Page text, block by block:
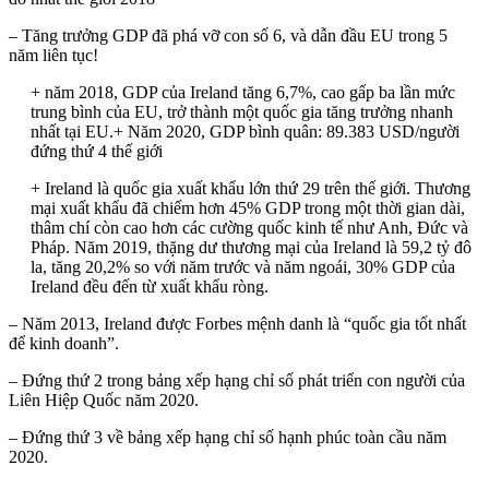
– Tăng trưởng GDP đã phá vỡ con số 6, và dẫn đầu EU trong 5
năm liên tục!
+ năm 2018, GDP của Ireland tăng 6,7%, cao gấp ba lần mức
trung bình của EU, trở thành một quốc gia tăng trưởng nhanh
nhất tại EU.+ Năm 2020, GDP bình quân: 89.383 USD/người
đứng thứ 4 thế giới
+ Ireland là quốc gia xuất khẩu lớn thứ 29 trên thế giới. Thương
mại xuất khẩu đã chiếm hơn 45% GDP trong một thời gian dài,
thâm chí còn cao hơn các cường quốc kinh tế như Anh, Đức và
Pháp. Năm 2019, thặng dư thương mại của Ireland là 59,2 tỷ đô
la, tăng 20,2% so với năm trước và năm ngoái, 30% GDP của
Ireland đều đến từ xuất khẩu ròng.
– Năm 2013, Ireland được Forbes mệnh danh là “quốc gia tốt nhất
để kinh doanh”.
– Đứng thứ 2 trong bảng xếp hạng chỉ số phát triển con người của
Liên Hiệp Quốc năm 2020.
– Đứng thứ 3 về bảng xếp hạng chỉ số hạnh phúc toàn cầu năm
2020.